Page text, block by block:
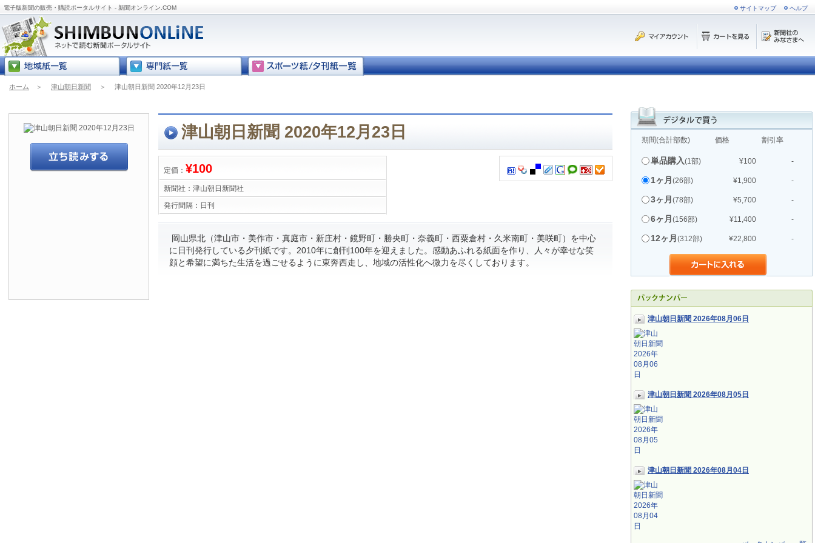
電子版新聞の販売・購読ポータルサイト - 新聞オンライン.COM サイトマップ ヘルプ
ホーム ＞ 津山朝日新聞 ＞ 津山朝日新聞 2020年12月23日
期間(合計部数) 価格 割引率
単品購入(1部) ¥100 -
1ヶ月 (26部) ¥1,900 -
3ヶ月 (78部) ¥5,700 -
6ヶ月 (156部) ¥11,400 -
12ヶ月 (312部) ¥22,800 -
津山朝日新聞 2026年08月06日
津山朝日新聞 2026年08月05日
津山朝日新聞 2026年08月04日
津山朝日新聞 2020年12月23日
定価： ¥100
新聞社： 津山朝日新聞社
発行間隔： 日刊
岡山県北（津山市・美作市・真庭市・新庄村・鏡野町・勝央町・奈義町・西粟倉村・久米南町・美咲町）を中心
に日刊発行している夕刊紙です。2010年に創刊100年を迎えました。感動あふれる紙面を作り、人々が幸せな笑
顔と希望に満ちた生活を過ごせるように東奔西走し、地域の活性化へ微力を尽くしております。